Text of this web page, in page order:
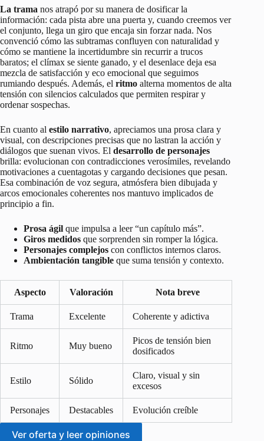
La trama nos atrapó por su manera de dosificar la
información: cada pista abre una puerta y, cuando creemos ver
el conjunto, llega un giro que encaja sin forzar nada. Nos
convenció cómo las subtramas confluyen con naturalidad y
cómo se mantiene la incertidumbre sin recurrir a trucos
baratos; el clímax se siente ganado, y el desenlace deja esa
mezcla de satisfacción y eco emocional que seguimos
rumiando después. Además, el ritmo alterna momentos de alta
tensión con silencios calculados que permiten respirar y
ordenar sospechas.
En cuanto al estilo narrativo, apreciamos una prosa clara y
visual, con descripciones precisas que no lastran la acción y
diálogos que suenan vivos. El desarrollo de personajes
brilla: evolucionan con contradicciones verosímiles, revelando
motivaciones a cuentagotas y cargando decisiones que pesan.
Esa combinación de voz segura, atmósfera bien dibujada y
arcos emocionales coherentes nos mantuvo implicados de
principio a fin.
Prosa ágil que impulsa a leer “un capítulo más”.
Giros medidos que sorprenden sin romper la lógica.
Personajes complejos con conflictos internos claros.
Ambientación tangible que suma tensión y contexto.
Aspecto Valoración Nota breve
Trama Excelente Coherente y adictiva
Ritmo Muy bueno
Picos de tensión bien
dosificados
Estilo Sólido
Claro, visual y sin
excesos
Personajes Destacables Evolución creíble
Ver oferta y leer opiniones